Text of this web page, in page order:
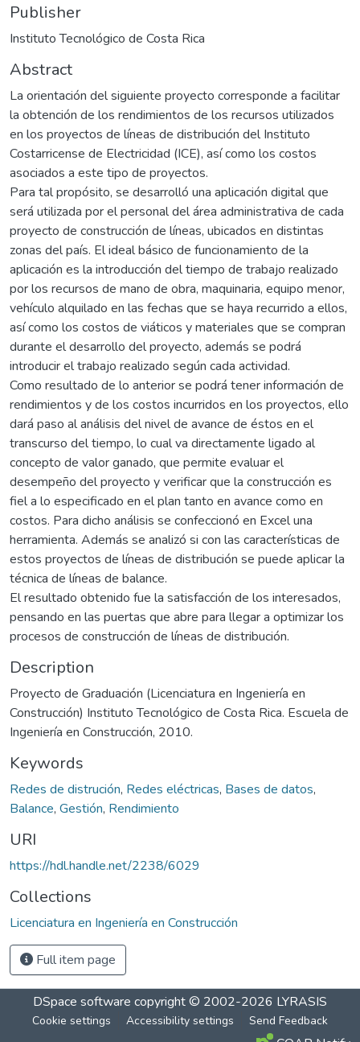
Publisher
Instituto Tecnológico de Costa Rica
Abstract
La orientación del siguiente proyecto corresponde a facilitar
la obtención de los rendimientos de los recursos utilizados
en los proyectos de líneas de distribución del Instituto
Costarricense de Electricidad (ICE), así como los costos
asociados a este tipo de proyectos.
Para tal propósito, se desarrolló una aplicación digital que
será utilizada por el personal del área administrativa de cada
proyecto de construcción de líneas, ubicados en distintas
zonas del país. El ideal básico de funcionamiento de la
aplicación es la introducción del tiempo de trabajo realizado
por los recursos de mano de obra, maquinaria, equipo menor,
vehículo alquilado en las fechas que se haya recurrido a ellos,
así como los costos de viáticos y materiales que se compran
durante el desarrollo del proyecto, además se podrá
introducir el trabajo realizado según cada actividad.
Como resultado de lo anterior se podrá tener información de
rendimientos y de los costos incurridos en los proyectos, ello
dará paso al análisis del nivel de avance de éstos en el
transcurso del tiempo, lo cual va directamente ligado al
concepto de valor ganado, que permite evaluar el
desempeño del proyecto y verificar que la construcción es
fiel a lo especificado en el plan tanto en avance como en
costos. Para dicho análisis se confeccionó en Excel una
herramienta. Además se analizó si con las características de
estos proyectos de líneas de distribución se puede aplicar la
técnica de líneas de balance.
El resultado obtenido fue la satisfacción de los interesados,
pensando en las puertas que abre para llegar a optimizar los
procesos de construcción de líneas de distribución.
Description
Proyecto de Graduación (Licenciatura en Ingeniería en
Construcción) Instituto Tecnológico de Costa Rica. Escuela de
Ingeniería en Construcción, 2010.
Keywords
Redes de distrución, Redes eléctricas, Bases de datos,
Balance, Gestión, Rendimiento
URI
https://hdl.handle.net/2238/6029
Collections
Licenciatura en Ingeniería en Construcción
Full item page
DSpace software copyright © 2002-2026 LYRASIS
Cookie settings Accessibility settings Send Feedback